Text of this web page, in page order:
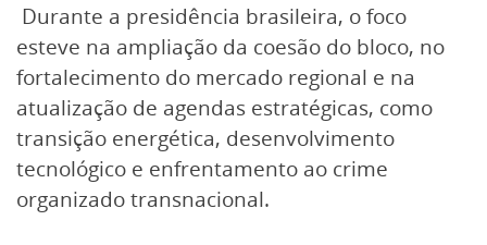
Durante a presidência brasileira, o foco
esteve na ampliação da coesão do bloco, no
fortalecimento do mercado regional e na
atualização de agendas estratégicas, como
transição energética, desenvolvimento
tecnológico e enfrentamento ao crime
organizado transnacional.